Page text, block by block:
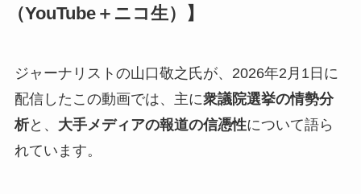
（YouTube＋ニコ生）】
ジャーナリストの山口敬之氏が、2026年2月1日に
配信したこの動画では、主に衆議院選挙の情勢分
析と、 大手メディアの報道の信憑性について語ら
れています。